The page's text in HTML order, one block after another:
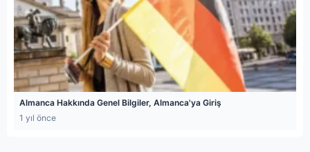
Almanca Hakkında Genel Bilgiler, Almanca'ya Giriş
1 yıl önce